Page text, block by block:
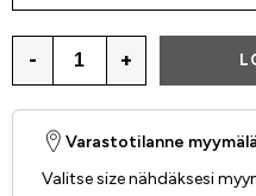
- +
Varastotilanne
Valitse size nähdäksesi